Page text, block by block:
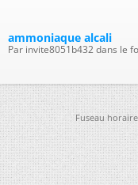
ammoniaque alcali
Par invite8051b432 dans le
Fuseau